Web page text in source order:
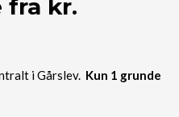
fra kr.
i Gårslev. Kun 1 grunde